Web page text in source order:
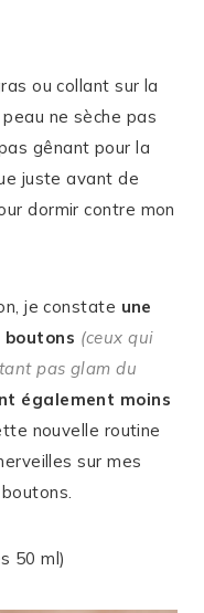
ou collant sur la
ne sèche pas
gênant pour la
juste avant de
dormir contre mon
je constate une
(ceux qui
pas glam du
également moins
nouvelle routine
sur mes
50 ml)